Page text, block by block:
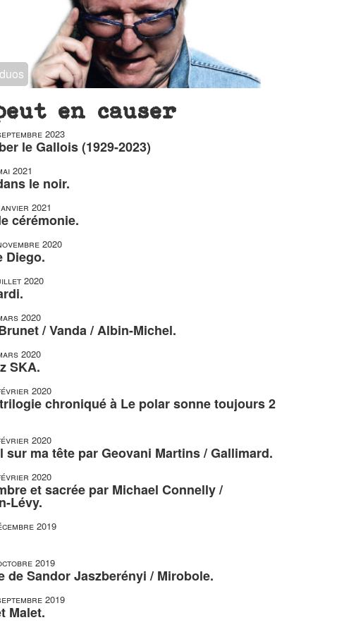
duos
en causer
2023
le Gallois (1929-2023)
2021
le noir.
2021
cérémonie.
2020
Diego.
2020
2020
/ Vanda / Albin-Michel.
2020
SKA.
2020
chroniqué à Le polar sonne toujours 2
2020
sur ma tête par Geovani Martins / Gallimard.
2020
et sacrée par Michael Connelly /
Lévy.
2019
2019
de Sandor Jaszberényi / Mirobole.
2019
Malet.